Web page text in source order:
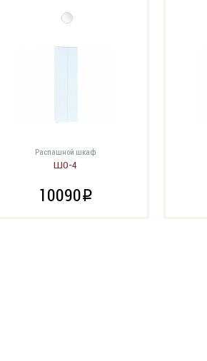
Распашной шкаф
ШО-4
10090i